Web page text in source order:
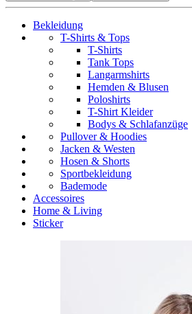
Bekleidung
T-Shirts & Tops
T-Shirts
Tank Tops
Langarmshirts
Hemden & Blusen
Poloshirts
T-Shirt Kleider
Bodys & Schlafanzüge
Pullover & Hoodies
Jacken & Westen
Hosen & Shorts
Sportbekleidung
Bademode
Accessoires
Home & Living
Sticker